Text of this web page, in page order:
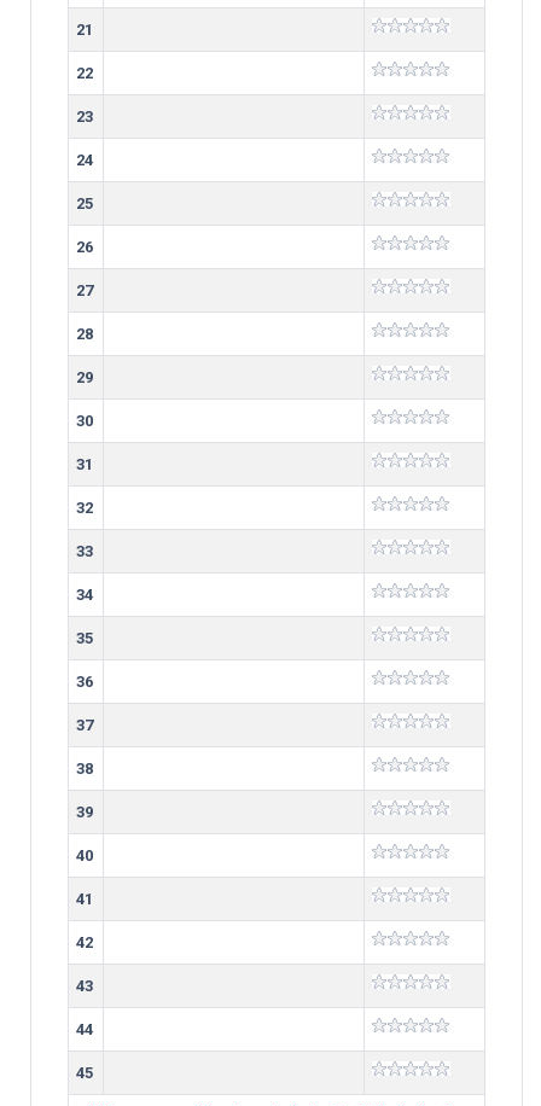
21
22
23
24
25
26
27
28
29
30
31
32
33
34
35
36
37
38
39
40
41
42
43
44
45